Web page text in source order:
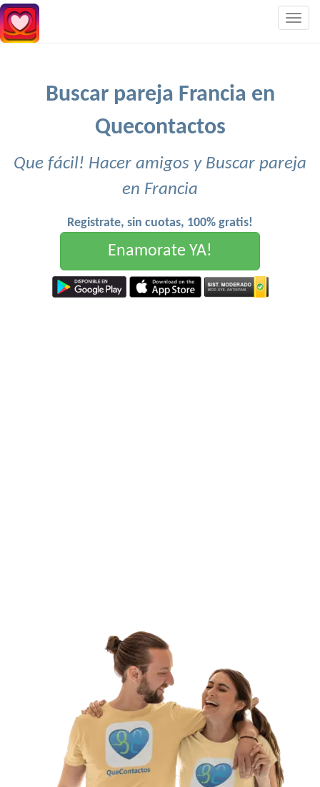
Buscar pareja Francia en
Quecontactos
Que fácil! Hacer amigos y Buscar pareja
en Francia
Registrate, sin cuotas, 100% gratis!
Enamorate YA!